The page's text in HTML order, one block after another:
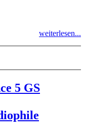
weiterlesen...
5 GS